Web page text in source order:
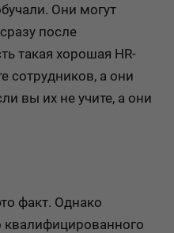
Они могут
после
такая хорошая HR-
сотрудников, а они
вы их не учите, а они
факт. Однако
квалифицированного